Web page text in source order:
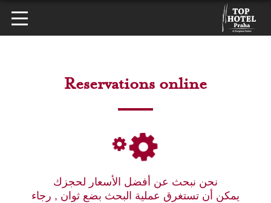
Reservations online
نحن نبحث عن أفضل الأسعار لحجزك
يمكن أن تستغرق عملية البحث بضع ثوان , رجاء